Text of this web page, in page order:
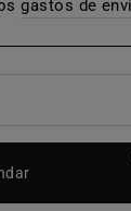
gastos de